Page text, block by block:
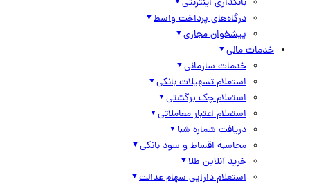
بانکداری اینترنتی
درگاه‌های پرداخت واسط
پیشخوان مجازی
خدمات مالی
خدمات سازمانی
استعلام تسهیلات بانکی
استعلام چک برگشتی
استعلام اعتبار معاملاتی
دریافت شماره شبا
محاسبه اقساط و سود بانکی
خرید آنلاین طلا
استعلام دارایی سهام عدالت